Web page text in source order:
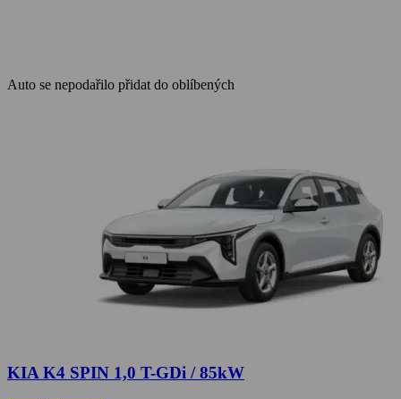
Auto se nepodařilo přidat do oblíbených
KIA K4 SPIN 1,0 T-GDi / 85kW